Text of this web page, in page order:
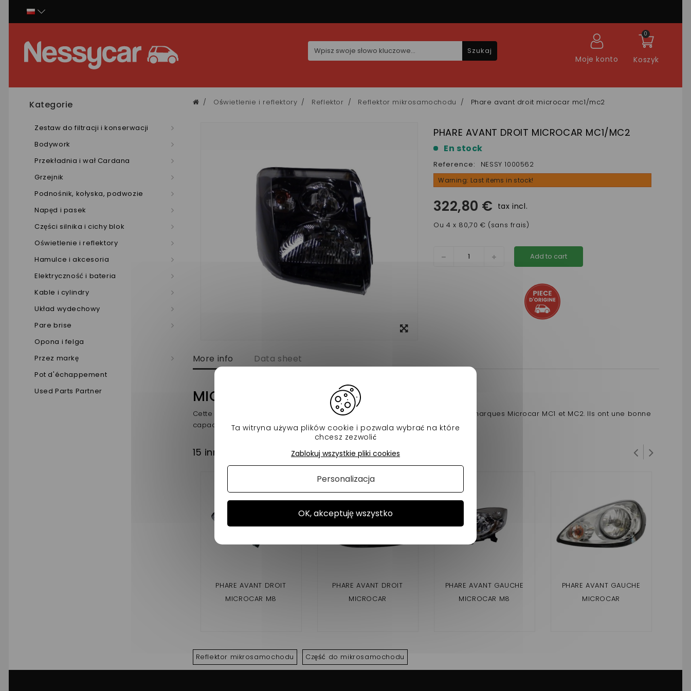
Koszyk
0
Moje konto
Szukaj
Kategorie
Zestaw do filtracji i konserwacji
Bodywork
Przekładnia i wał Cardana
Grzejnik
Podnośnik, kołyska, podwozie
Napęd i pasek
Części silnika i cichy blok
Oświetlenie i reflektory
Hamulce i akcesoria
Elektryczność i bateria
Kable i cylindry
Układ wydechowy
Pare brise
Opona i felga
Przez markę
Pot d'échappement
Used Parts Partner
Oświetlenie i reflektory Reflektor Reflektor mikrosamochodu Phare avant droit microcar mc1/mc2
PHARE AVANT DROIT MICROCAR MC1/MC2
En stock
Reference: NESSY 1000562
Warning: Last items in stock!
322,80 € tax incl.
Ou 4 x 80,70 € (sans frais)
Add to cart
More info Data sheet
MICROCAR MC1/MC2
Cette éclairage avant ont été fabriquer pour les voitures sans permis de marques Microcar MC1 et MC2. Ils ont une bonne
capacité d'éclairage pour une bonne visibilité.
15 innych produktów w tej samej kategorii:
PHARE AVANT DROIT
MICROCAR M8
PHARE AVANT DROIT
MICROCAR
PHARE AVANT GAUCHE
MICROCAR M8
PHARE AVANT GAUCHE
MICROCAR
Reflektor mikrosamochodu Część do mikrosamochodu
Ta witryna używa plików cookie i pozwala wybrać na które
chcesz zezwolić
OK, akceptuję wszystko
Zablokuj wszystkie pliki cookies
Personalizacja